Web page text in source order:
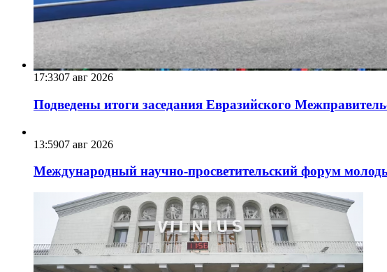
17:3307 авг 2026
Подведены итоги заседания Евразийского
13:5907 авг 2026
Международный научно-просветительский форум